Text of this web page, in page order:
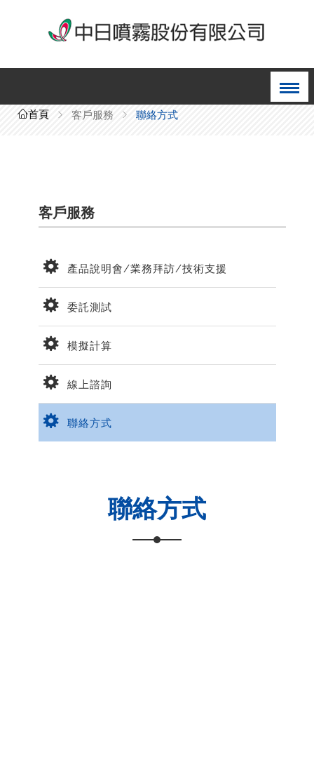
首頁 客戶服務 聯絡方式
客戶服務
產品說明會/業務拜訪/技術支援
委託測試
模擬計算
線上諮詢
聯絡方式
聯絡方式